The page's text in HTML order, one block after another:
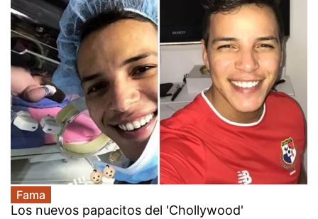
Fama
Los nuevos papacitos del 'Chollywood'